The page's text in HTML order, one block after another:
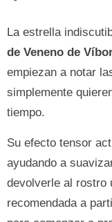
La estrella
de Veneno de
empiezan a notar
simplemente
tiempo.
Su efecto tensor
ayudando a
devolverle al rostro
recomendada a